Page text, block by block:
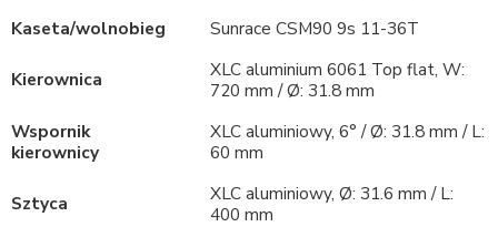
Kaseta/wolnobieg
Sunrace CSM90 9s 11-36T
Kierownica
XLC aluminium 6061 Top flat, W:
720 mm / Ø: 31.8 mm
Wspornik
kierownicy
XLC aluminiowy, 6° / Ø: 31.8 mm / L:
60 mm
Sztyca
XLC aluminiowy, Ø: 31.6 mm / L:
400 mm